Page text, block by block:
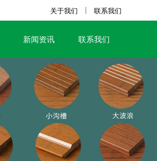
关于我们 联系我们
新闻资讯 联系我们